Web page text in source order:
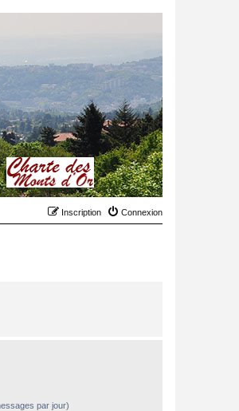
Connexion
Inscription
par jour)